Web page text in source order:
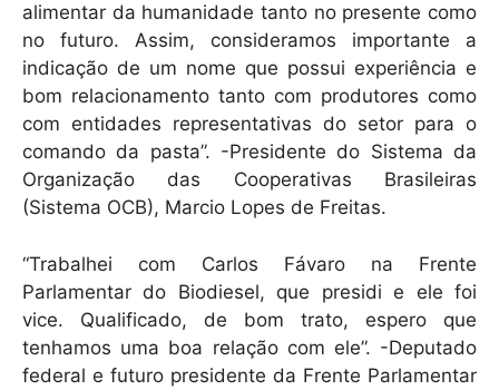
alimentar da humanidade tanto no presente como
no futuro. Assim, consideramos importante a
indicação de um nome que possui experiência e
bom relacionamento tanto com produtores como
com entidades representativas do setor para o
comando da pasta”. -Presidente do Sistema da
Organização das Cooperativas Brasileiras
(Sistema OCB), Marcio Lopes de Freitas.
“Trabalhei com Carlos Fávaro na Frente
Parlamentar do Biodiesel, que presidi e ele foi
vice. Qualificado, de bom trato, espero que
tenhamos uma boa relação com ele”. -Deputado
federal e futuro presidente da Frente Parlamentar